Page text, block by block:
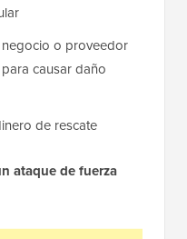
o proveedor
causar daño
de rescate
ataque de fuerza